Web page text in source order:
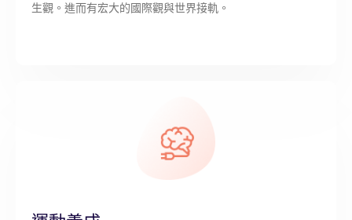
生觀。進而有宏大的國際觀與世界接軌。